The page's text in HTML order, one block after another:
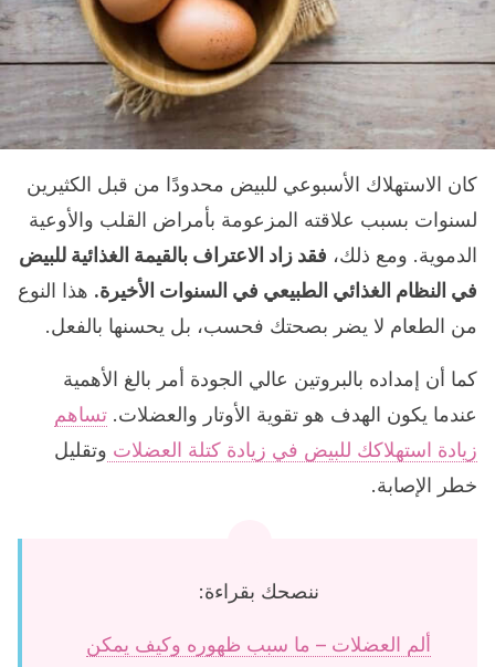
كان الاستهلاك الأسبوعي للبيض محدودًا من قبل الكثيرين
لسنوات بسبب علاقته المزعومة بأمراض القلب والأوعية
الدموية. ومع ذلك، فقد زاد الاعتراف بالقيمة الغذائية للبيض
في النظام الغذائي الطبيعي في السنوات الأخيرة. هذا النوع
من الطعام لا يضر بصحتك فحسب، بل يحسنها بالفعل.
كما أن إمداده بالبروتين عالي الجودة أمر بالغ الأهمية
عندما يكون الهدف هو تقوية الأوتار والعضلات. تساهم
زيادة استهلاكك للبيض في زيادة كتلة العضلات وتقليل
خطر الإصابة.
ننصحك بقراءة:
ألم العضلات – ما سبب ظهوره وكيف يمكن